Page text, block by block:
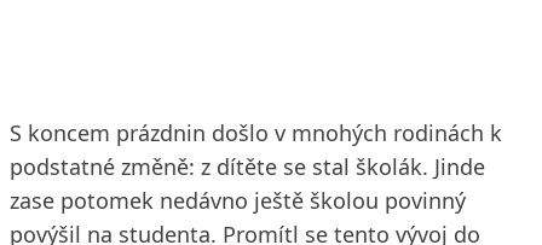
S koncem prázdnin došlo v mnohých rodinách k
podstatné změně: z dítěte se stal školák. Jinde
zase potomek nedávno ještě školou povinný
povýšil na studenta. Promítl se tento vývoj do